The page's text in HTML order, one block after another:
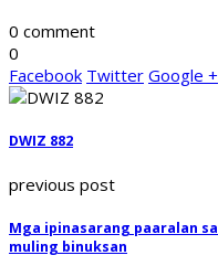
0 comment
0
Facebook Twitter Google +
DWIZ 882
previous post
Mga ipinasarang paaralan
muling binuksan